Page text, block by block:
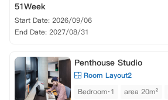
51Week
Start Date: 2026/09/06
End Date: 2027/08/31
Penthouse Studio
Room Layout2
Bedroom·1
area 20m²